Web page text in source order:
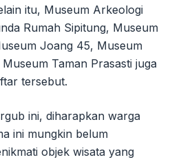
itu, Museum Arkeologi
Rumah Sipitung, Museum
Joang 45, Museum
Taman Prasasti juga
tersebut.
ini, diharapkan warga
ini mungkin belum
objek wisata yang